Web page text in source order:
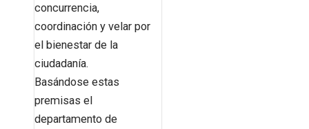
concurrencia,
coordinación y velar por
el bienestar de la
ciudadanía.
Basándose estas
premisas el
departamento de